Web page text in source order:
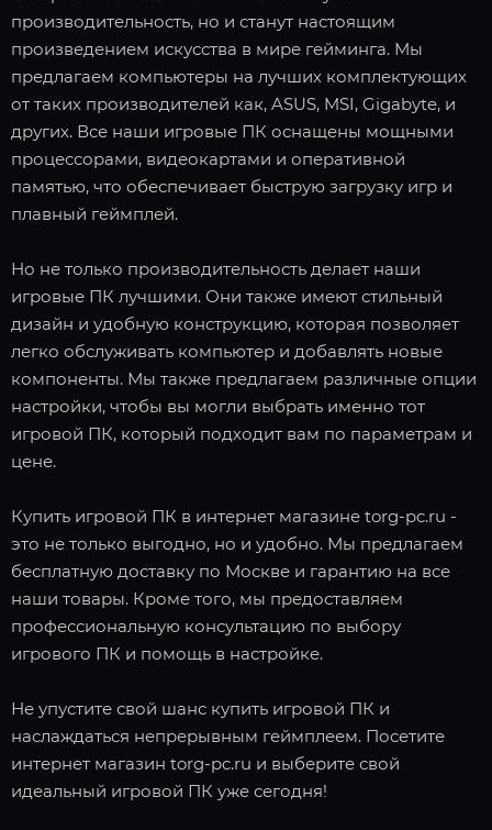
производительность, но и станут настоящим
произведением искусства в мире гейминга. Мы
предлагаем компьютеры на лучших комплектующих
от таких производителей как, ASUS, MSI, Gigabyte, и
других. Все наши игровые ПК оснащены мощными
процессорами, видеокартами и оперативной
памятью, что обеспечивает быструю загрузку игр и
плавный геймплей.
Но не только производительность делает наши
игровые ПК лучшими. Они также имеют стильный
дизайн и удобную конструкцию, которая позволяет
легко обслуживать компьютер и добавлять новые
компоненты. Мы также предлагаем различные опции
настройки, чтобы вы могли выбрать именно тот
игровой ПК, который подходит вам по параметрам и
цене.
Купить игровой ПК в интернет магазине torg-pc.ru -
это не только выгодно, но и удобно. Мы предлагаем
бесплатную доставку по Москве и гарантию на все
наши товары. Кроме того, мы предоставляем
профессиональную консультацию по выбору
игрового ПК и помощь в настройке.
Не упустите свой шанс купить игровой ПК и
наслаждаться непрерывным геймплеем. Посетите
интернет магазин torg-pc.ru и выберите свой
идеальный игровой ПК уже сегодня!